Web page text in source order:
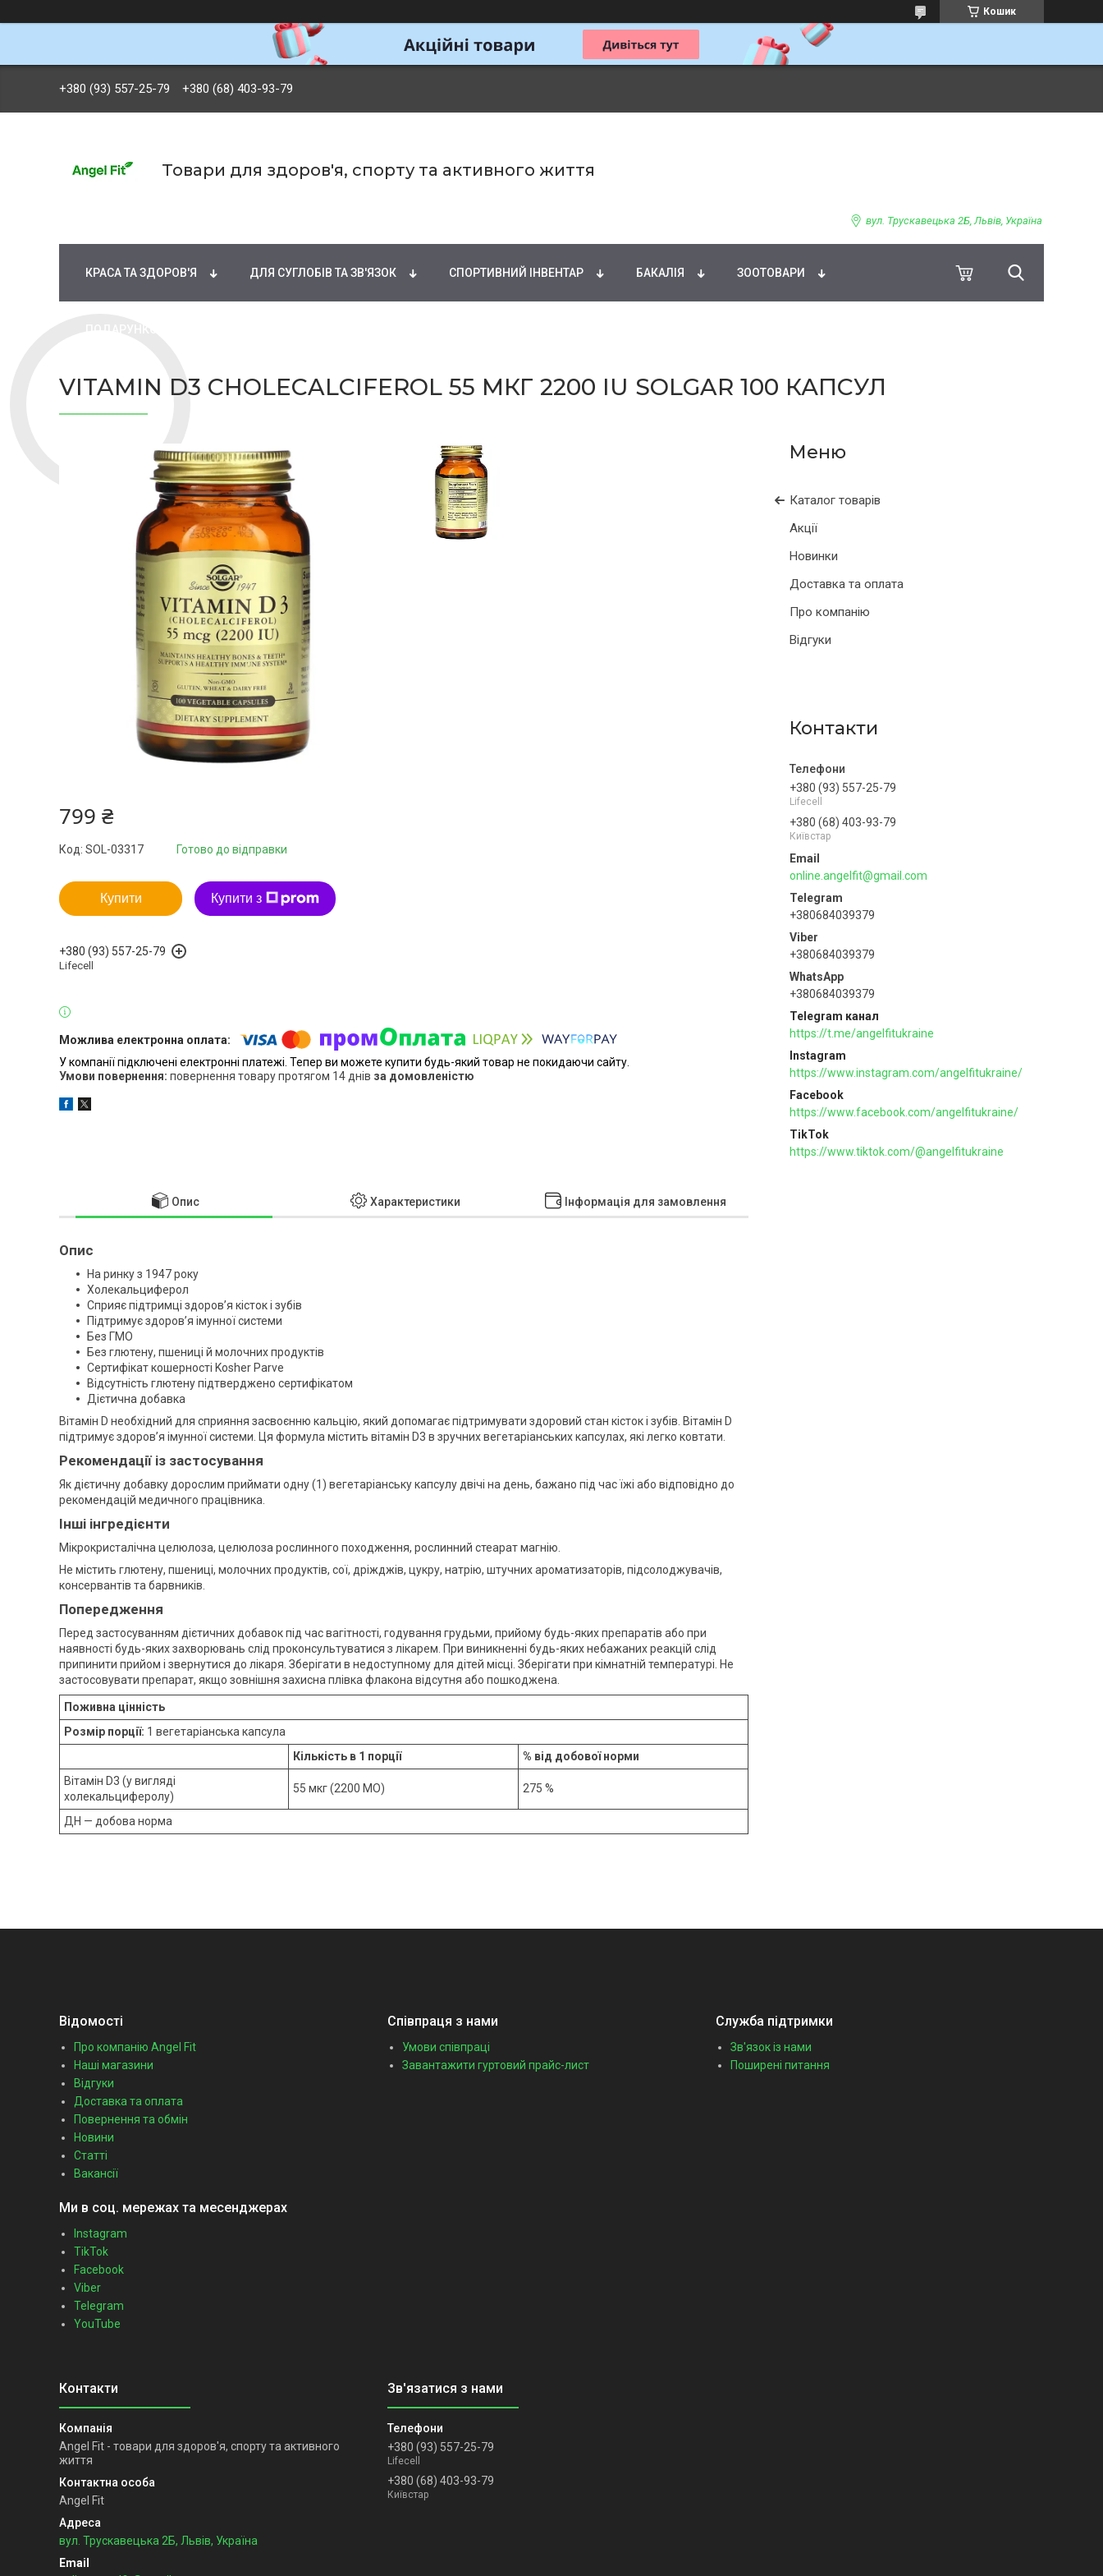
Кошик
+380 (93) 557-25-79 +380 (68) 403-93-79
Товари для здоров'я, спорту та активного життя
вул. Трускавецька 2Б, Львів, Україна
КРАСА ТА ЗДОРОВ'Я ДЛЯ СУГЛОБІВ ТА ЗВ'ЯЗОК СПОРТИВНИЙ ІНВЕНТАР БАКАЛІЯ ЗООТОВАРИ
VITAMIN D3 CHOLECALCIFEROL 55 МКГ 2200 IU SOLGAR 100 КАПСУЛ
Каталог товарів
Акції
Новинки
Доставка та оплата
Про компанію
Відгуки
Контакти
+380 (93) 557-25-79
Lifecell
+380 (68) 403-93-79
Київстар
online.angelfit@gmail.com
+380684039379
+380684039379
+380684039379
Telegram канал
https://t.me/angelfitukraine
Instagram
https://www.instagram.com/angelfitukraine/
Facebook
https://www.facebook.com/angelfitukraine/
TikTok
https://www.tiktok.com/@angelfitukraine
799 ₴
Готово до відправки
Код: SOL-03317
Купити Купити з
+380 (93) 557-25-79
Lifecell
У компанії підключені електронні платежі. Тепер ви можете купити будь-який товар не покидаючи сайту.
повернення товару протягом 14 днів за домовленістю
Опис Характеристики Інформація для замовлення
Опис
На ринку з 1947 року
Холекальциферол
Сприяє підтримці здоров’я кісток і зубів
Підтримує здоров’я імунної системи
Без ГМО
Без глютену, пшениці й молочних продуктів
Сертифікат кошерності Kosher Parve
Відсутність глютену підтверджено сертифікатом
Дієтична добавка
Вітамін D необхідний для сприяння засвоєнню кальцію, який допомагає підтримувати здоровий стан кісток і зубів. Вітамін D
підтримує здоров’я імунної системи. Ця формула містить вітамін D3 в зручних вегетаріанських капсулах, які легко ковтати.
Рекомендації із застосування
Як дієтичну добавку дорослим приймати одну (1) вегетаріанську капсулу двічі на день, бажано під час їжі або відповідно до
рекомендацій медичного працівника.
Інші інгредієнти
Мікрокристалічна целюлоза, целюлоза рослинного походження, рослинний стеарат магнію.
Не містить глютену, пшениці, молочних продуктів, сої, дріжджів, цукру, натрію, штучних ароматизаторів, підсолоджувачів,
консервантів та барвників.
Попередження
Перед застосуванням дієтичних добавок під час вагітності, годування грудьми, прийому будь-яких препаратів або при
наявності будь-яких захворювань слід проконсультуватися з лікарем. При виникненні будь-яких небажаних реакцій слід
припинити прийом і звернутися до лікаря. Зберігати в недоступному для дітей місці. Зберігати при кімнатній температурі. Не
застосовувати препарат, якщо зовнішня захисна плівка флакона відсутня або пошкоджена.
Поживна цінність
Розмір порції: 1 вегетаріанська капсула
Кількість в 1 порції
% від добової норми
Вітамін D3 (у вигляді
холекальциферолу)
55 мкг (2200 МО) 275 %
ДН — добова норма
Відомості
Про компанію Angel Fit
Наші магазини
Відгуки
Доставка та оплата
Повернення та обмін
Новини
Статті
Вакансії
Співпраця з нами
Умови співпраці
Завантажити гуртовий прайс-лист
Служба підтримки
Зв'язок із нами
Поширені питання
Ми в соц. мережах та месенджерах
Instagram
TikTok
Facebook
Viber
Telegram
YouTube
Angel Fit - товари для здоров'я, спорту та активного
життя
Angel Fit
вул. Трускавецька 2Б, Львів, Україна
+380 (93) 557-25-79
Lifecell
+380 (68) 403-93-79
Київстар